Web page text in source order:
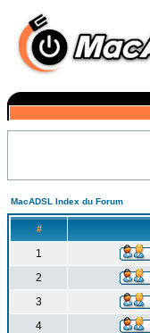
MacADSL Index du Forum
#
1
2
3
4